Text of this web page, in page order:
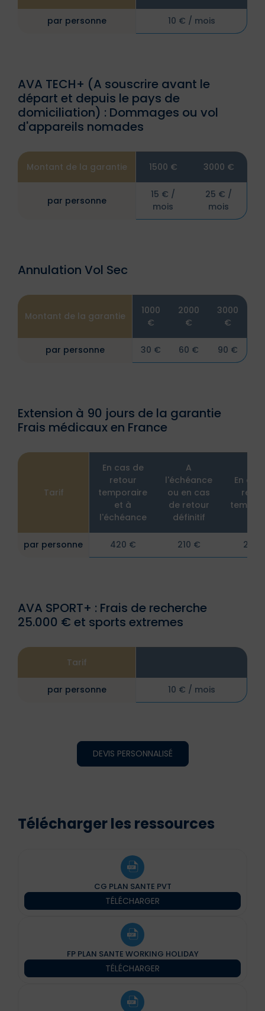
par personne 10 € / mois
AVA TECH+ (A souscrire avant le
départ et depuis le pays de
domiciliation) : Dommages ou vol
d'appareils nomades
Montant de la garantie 1500 € 3000 €
par personne
15 € /
mois
25 € /
mois
Annulation Vol Sec
Montant de la garantie
1000
€
2000
€
3000
€
par personne 30 € 60 € 90 €
Extension à 90 jours de la garantie
Frais médicaux en France
Tarif
En cas de
retour
temporaire
et à
l'échéance
A
l'échéance
ou en cas
de retour
définitif
En cas
par personne 420 € 210 € 210
AVA SPORT+ : Frais de recherche
25.000 € et sports extremes
Tarif
par personne 10 € / mois
DEVIS PERSONNALISÉ
Télécharger les ressources
CG PLAN SANTE PVT
TÉLÉCHARGER
FP PLAN SANTE WORKING HOLIDAY
TÉLÉCHARGER